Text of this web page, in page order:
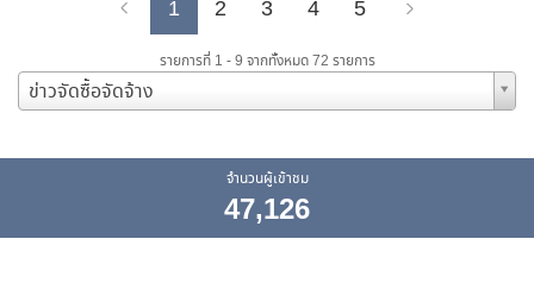
Previous
1 2 3 4 5
รายการที่ 1 - 9 จากทั้งหมด 72 รายการ
ข่าวจัดซื้อจัดจ้าง
จำนวนผู้เข้าชม
47,126